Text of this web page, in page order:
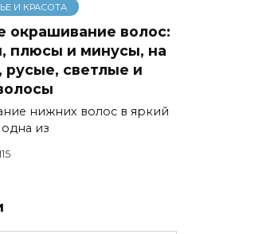
И КРАСОТА
окрашивание волос:
плюсы и минусы, на
русые, светлые и
нижних волос в яркий
одна из